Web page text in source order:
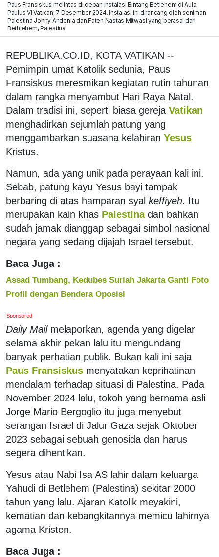
Paus Fransiskus melintas di depan instalasi Bintang Betlehem di Aula
Paulus VI Vatikan, 7 Desember 2024. Instalasi ini dirancang oleh seniman
Palestina Johny Andonia dan Faten Nastas Mitwasi yang berasal dari
Bethlehem, Palestina.
REPUBLIKA.CO.ID, KOTA VATIKAN --
Pemimpin umat Katolik sedunia, Paus
Fransiskus meresmikan kegiatan rutin tahunan
dalam rangka menyambut Hari Raya Natal.
Dalam tradisi ini, seperti biasa gereja Vatikan
menghadirkan sejumlah patung yang
menggambarkan suasana kelahiran Yesus
Kristus.
Namun, ada yang unik pada perayaan kali ini.
Sebab, patung kayu Yesus bayi tampak
berbaring di atas hamparan syal keffiyeh. Itu
merupakan kain khas Palestina dan bahkan
sudah jamak dianggap sebagai simbol nasional
negara yang sedang dijajah Israel tersebut.
Baca Juga :
Assad Tumbang, Kedubes Suriah Jakarta Ganti Foto
Profil dengan Bendera Oposisi
Sponsored
Daily Mailmelaporkan, agenda yang digelar
selama akhir pekan lalu itu mengundang
banyak perhatian publik. Bukan kali ini saja
Paus Fransiskus menyatakan keprihatinan
mendalam terhadap situasi di Palestina. Pada
November 2024 lalu, tokoh yang bernama asli
Jorge Mario Bergoglio itu juga menyebut
serangan Israel di Jalur Gaza sejak Oktober
2023 sebagai sebuah genosida dan harus
segera dihentikan.
Yesus atau Nabi Isa AS lahir dalam keluarga
Yahudi di Betlehem (Palestina) sekitar 2000
tahun yang lalu. Ajaran Katolik meyakini,
kematian dan kebangkitannya memicu lahirnya
agama Kristen.
Baca Juga :